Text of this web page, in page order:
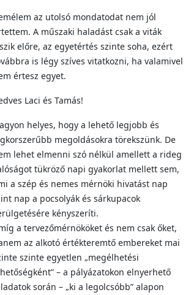
az utolsó mondatodat nem jól
A műszaki haladást csak a viták
előre, az egyetértés szinte soha, ezért
is légy szíves vitatkozni, ha valamivel
értesz egyet.
Laci és Tamás!
helyes, hogy a lehető legjobb és
megoldásokra törekszünk. De
lehet elmenni szó nélkül amellett a rideg
tükröző napi gyakorlat mellett sem,
a szép és nemes mérnöki hivatást nap
nap a pocsolyák és sárkupacok
kényszeríti.
a tervezőmérnököket és nem csak őket,
az alkotó értékteremtő embereket mai
szinte egyetlen „megélhetési
– a pályázatokon elnyerhető
során – „ki a legolcsóbb” alapon